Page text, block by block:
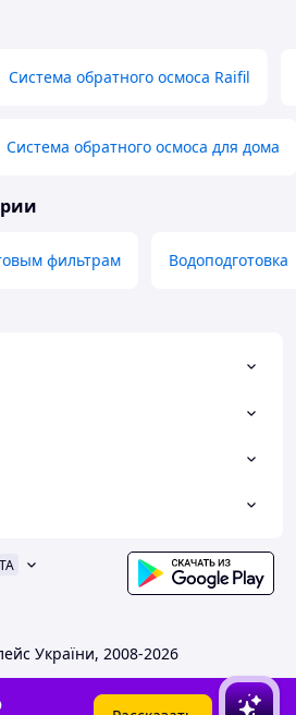
Система обратного осмоса Raifil
Система обратного осмоса для дома
фильтрам Водоподготовка
України, 2008-2026